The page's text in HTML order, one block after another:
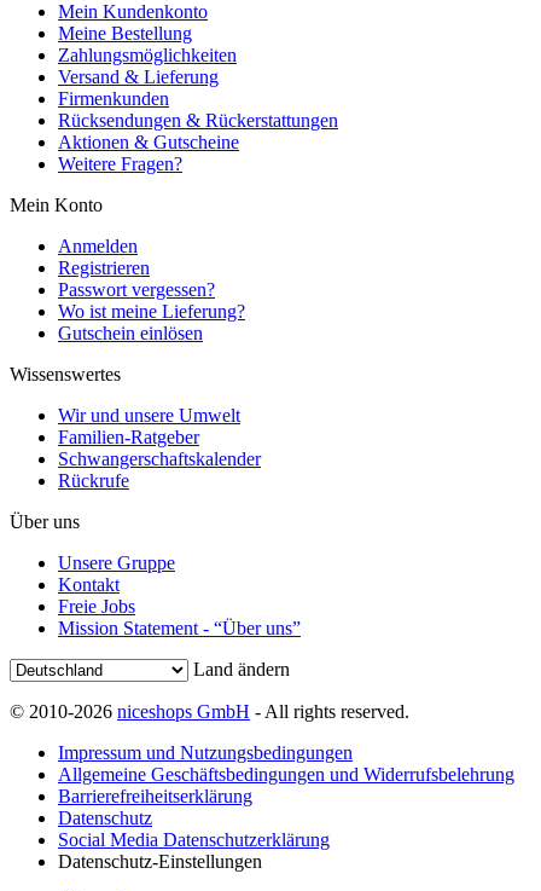
Mein Kundenkonto
Meine Bestellung
Zahlungsmöglichkeiten
Versand & Lieferung
Firmenkunden
Rücksendungen & Rückerstattungen
Aktionen & Gutscheine
Weitere Fragen?
Mein Konto
Anmelden
Registrieren
Passwort vergessen?
Wo ist meine Lieferung?
Gutschein einlösen
Wissenswertes
Wir und unsere Umwelt
Familien-Ratgeber
Schwangerschaftskalender
Rückrufe
Über uns
Unsere Gruppe
Kontakt
Freie Jobs
Mission Statement - “Über uns”
Land ändern
© 2010-2026 niceshops GmbH - All rights reserved.
Impressum und Nutzungsbedingungen
Allgemeine Geschäftsbedingungen und Widerrufsbelehrung
Barrierefreiheitserklärung
Datenschutz
Social Media Datenschutzerklärung
Datenschutz-Einstellungen